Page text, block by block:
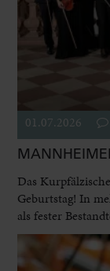
01.07.2026
Das
Geburtstag! In
als fester